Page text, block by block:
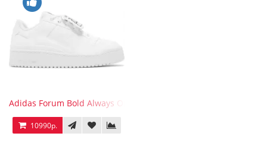
Adidas Forum Bold Always Original
10990р.